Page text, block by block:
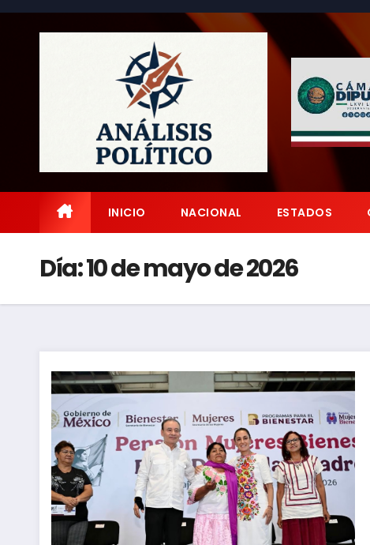
Saltar
INICIO NACIONAL ESTADOS
Día:10 de mayo de 2026